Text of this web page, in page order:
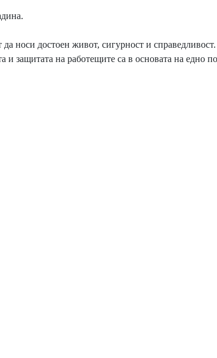
носи достоен живот, сигурност и справедливост.
и защитата на работещите са в основата на едно